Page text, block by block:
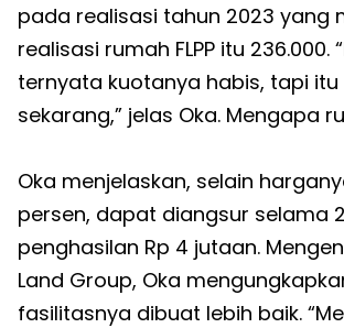
pada realisasi tahun 2023 yang
realisasi rumah FLPP itu
ternyata kuotanya habis, tapi
sekarang,” jelas Oka. Mengapa
Oka menjelaskan, selain
persen, dapat diangsur selama
penghasilan Rp 4 jutaan.
Land Group, Oka
fasilitasnya dibuat lebih baik.